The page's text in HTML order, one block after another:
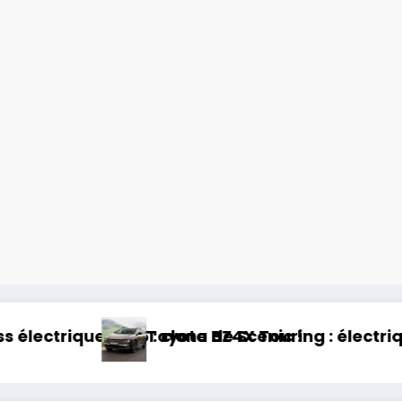
! : électrique et baroudeur !Essai Swapa